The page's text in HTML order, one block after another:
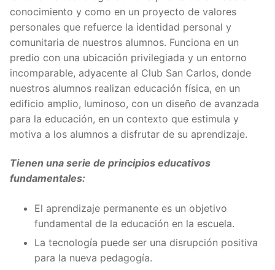
conocimiento y como en un proyecto de valores
personales que refuerce la identidad personal y
comunitaria de nuestros alumnos. Funciona en un
predio con una ubicación privilegiada y un entorno
incomparable, adyacente al Club San Carlos, donde
nuestros alumnos realizan educación física, en un
edificio amplio, luminoso, con un diseño de avanzada
para la educación, en un contexto que estimula y
motiva a los alumnos a disfrutar de su aprendizaje.
Tienen una serie de principios educativos
fundamentales:
El aprendizaje permanente es un objetivo
fundamental de la educación en la escuela.
La tecnología puede ser una disrupción positiva
para la nueva pedagogía.